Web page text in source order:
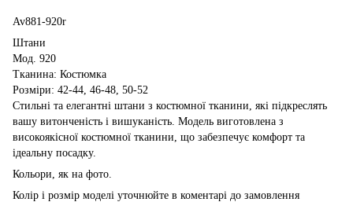
Av881-920r
Штани
Мод. 920
Тканина: Костюмка
Розміри: 42-44, 46-48, 50-52
Стильні та елегантні штани з костюмної тканини, які підкреслять
вашу витонченість і вишуканість. Модель виготовлена з
високоякісної костюмної тканини, що забезпечує комфорт та
ідеальну посадку.
Кольори, як на фото.
Колір і розмір моделі уточнюйте в коментарі до замовлення